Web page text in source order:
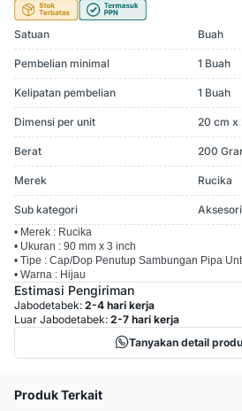
Satuan Buah
Pembelian minimal 1 Buah
Kelipatan pembelian 1 Buah
Dimensi per unit 20 cm x
Berat 200
Merek Rucika
Sub kategori
• Merek : Rucika
• Ukuran : 90 mm x 3 inch
• Tipe : Cap/Dop Penutup Sambungan Pipa
• Warna : Hijau
Estimasi Pengiriman
Jabodetabek: 2-4 hari kerja
Luar Jabodetabek: 2-7 hari kerja
Tanyakan detail
Produk Terkait